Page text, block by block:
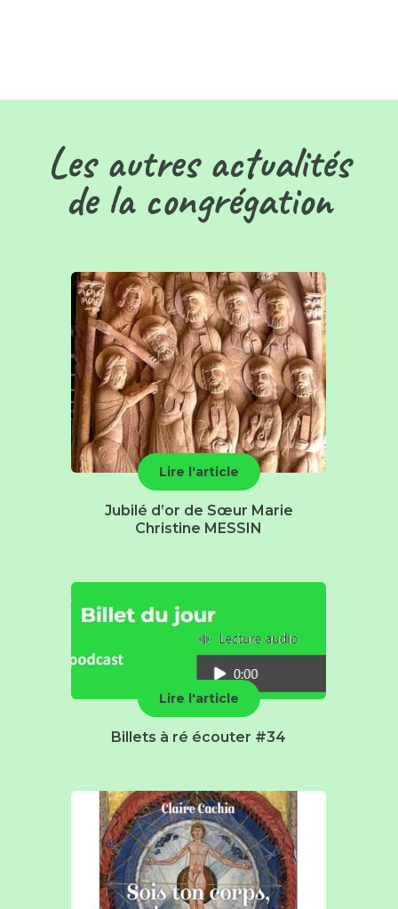
Les autres actualités
de la congrégation
Lire l'article
Jubilé d’or de Sœur Marie
Christine MESSIN
Lire l'article
Billets à ré écouter #34